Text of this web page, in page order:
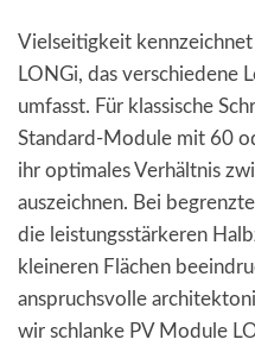
Vielseitigkeit kennzeichnet
LONGi, das verschiedene
umfasst. Für klassische
Standard-Module mit 60
ihr optimales Verhältnis
auszeichnen. Bei
die leistungsstärkeren
kleineren Flächen
anspruchsvolle
wir schlanke PV Module